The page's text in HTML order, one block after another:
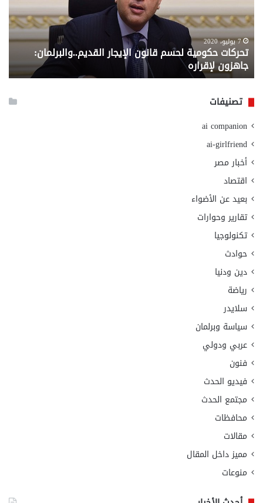
القديم..والبرلمان:
جاهزون
لإقراره
7 يوليو، 2020
تحركات حكومية لحسم قانون الإيجار القديم..والبرلمان:
جاهزون لإقراره
من
تصنيفات
ai companion
ai-girlfriend
أخبار مصر
اقتصاد
بعيد عن الأضواء
تقارير وحوارات
تكنولوجيا
حوادث
دين ودنيا
رياضة
سلايدر
سياسة وبرلمان
عربي ودولي
فنون
فيديو الحدث
مجتمع الحدث
محافظات
مقالات
مميز داخل المقال
منوعات